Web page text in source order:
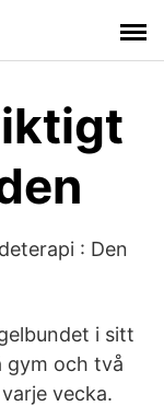
: Den
i sitt
gym och två
vecka.